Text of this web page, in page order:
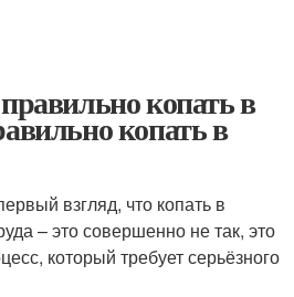
копать в
копать в
взгляд, что копать в
– это совершенно не так, это
который требует серьёзного